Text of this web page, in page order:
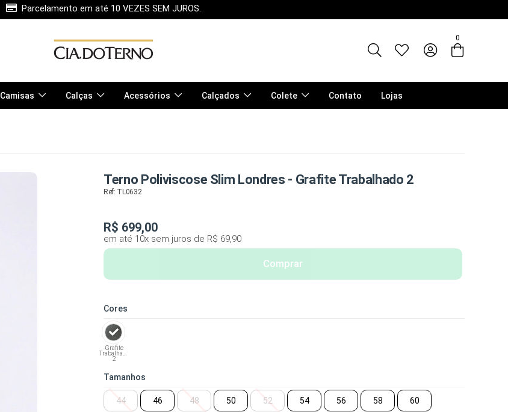
Parcelamento em até 10 VEZES SEM JUROS.
0
Camisas Calças Acessórios Calçados Colete Contato Lojas
Terno Poliviscose Slim Londres - Grafite Trabalhado 2
Ref: TL0632
R$ 699,00
em até 10x sem juros de R$ 69,90
Comprar
Cores
Grafite
Trabalhado
2
Tamanhos
44 46 48 50 52 54 56 58 60